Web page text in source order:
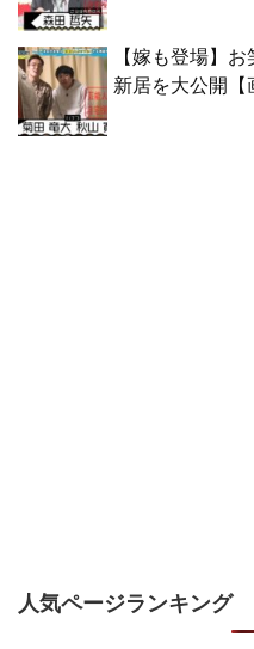
【嫁も登場】
新居を大公開【
人気ページランキング